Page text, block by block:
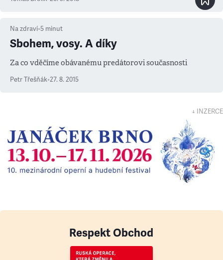
Na zdraví•5 minut
Sbohem, vosy. A díky
Za co vděčíme obávanému predátorovi současnosti
Petr Třešňák•27. 8. 2015
↓ INZERCE
Respekt Obchod